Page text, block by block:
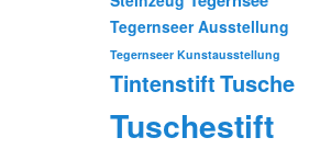
Tegernseer Ausstellung
Tegernseer Kunstausstellung
TintenstiftTusche
Tuschestift